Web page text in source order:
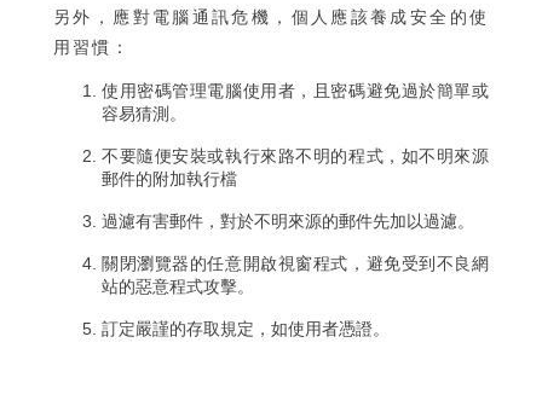
另外，應對電腦通訊危機，個人應該養成安全的使
用習慣：
使用密碼管理電腦使用者，且密碼避免過於簡單或
容易猜測。
不要隨便安裝或執行來路不明的程式，如不明來源
郵件的附加執行檔
過濾有害郵件，對於不明來源的郵件先加以過濾。
關閉瀏覽器的任意開啟視窗程式，避免受到不良網
站的惡意程式攻擊。
訂定嚴謹的存取規定，如使用者憑證。